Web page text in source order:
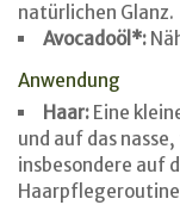
natürlichen Glanz.
Avocadoöl*:
Anwendung
Haar: Eine
und auf das
insbesondere auf